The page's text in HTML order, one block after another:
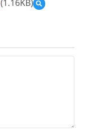
(1.16KB)
預
覽
教
案